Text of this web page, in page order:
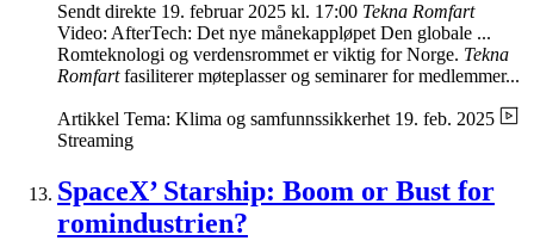
Sendt direkte 19. februar 2025 kl. 17:00 Tekna Romfart
Video: AfterTech: Det nye månekappløpet Den globale ...
Romteknologi og verdensrommet er viktig for Norge. Tekna
Romfartfasiliterer møteplasser og seminarer for medlemmer...
Artikkel Tema: Klima og samfunnssikkerhet 19. feb. 2025
Streaming
SpaceX’ Starship: Boom or Bust for
romindustrien?